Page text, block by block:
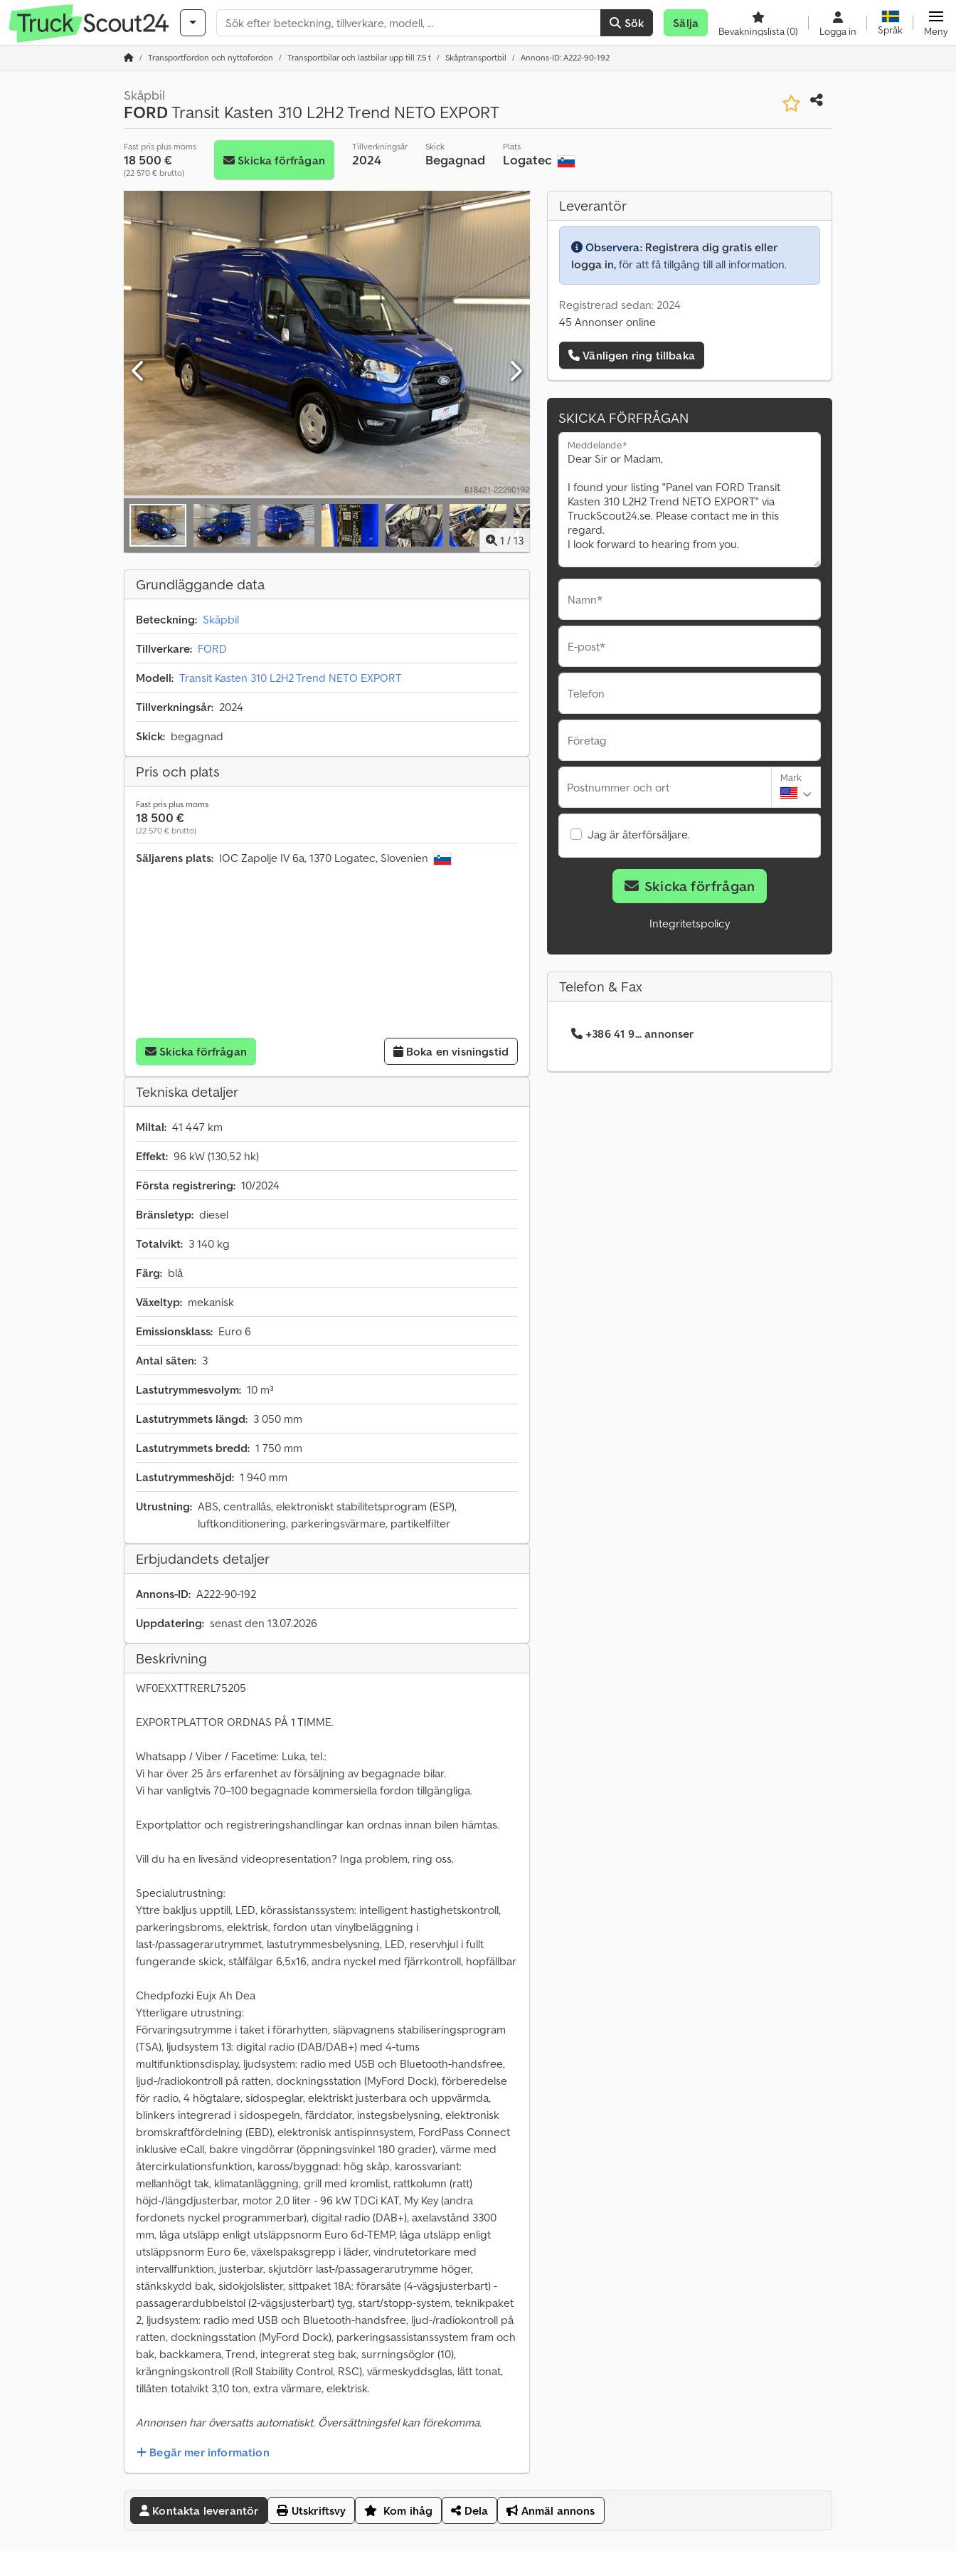
Sök Sälja
Bevakningslista(0) Logga in Språk Meny
Transportfordon och nyttofordon Transportbilar och lastbilar upp till 7,5 t Skåptransportbil Annons-ID: A222-90-192
Skåpbil
FORDTransit Kasten 310 L2H2 Trend NETO EXPORT
Fast pris plus moms
18 500 €
(22 570 € brutto)
Skicka förfrågan
Tillverkningsår
2024
Skick
Begagnad
Plats
Logatec
1 / 13
Grundläggande data
Beteckning: Skåpbil
Tillverkare: FORD
Modell: Transit Kasten 310 L2H2 Trend NETO EXPORT
Tillverkningsår: 2024
Skick: begagnad
Pris och plats
Fast pris plus moms
18 500 €
(22 570 € brutto)
Säljarens plats: IOC Zapolje IV 6a, 1370 Logatec, Slovenien
Skicka förfrågan Boka en visningstid
Tekniska detaljer
Miltal: 41 447 km
Effekt: 96 kW (130,52 hk)
Första registrering: 10/2024
Bränsletyp: diesel
Totalvikt: 3 140 kg
Färg: blå
Växeltyp: mekanisk
Emissionsklass: Euro 6
Antal säten: 3
Lastutrymmesvolym: 10 m³
Lastutrymmets längd: 3 050 mm
Lastutrymmets bredd: 1 750 mm
Lastutrymmeshöjd: 1 940 mm
Utrustning: ABS, centrallås, elektroniskt stabilitetsprogram (ESP),
luftkonditionering, parkeringsvärmare, partikelfilter
Erbjudandets detaljer
Annons-ID: A222-90-192
Uppdatering: senast den 13.07.2026
Beskrivning
WF0EXXTTRERL75205
EXPORTPLATTOR ORDNAS PÅ 1 TIMME.
Whatsapp / Viber / Facetime: Luka, tel.:
Vi har över 25 års erfarenhet av försäljning av begagnade bilar.
Vi har vanligtvis 70–100 begagnade kommersiella fordon tillgängliga.
Exportplattor och registreringshandlingar kan ordnas innan bilen hämtas.
Vill du ha en livesänd videopresentation? Inga problem, ring oss.
Specialutrustning:
Yttre bakljus upptill, LED, körassistanssystem: intelligent hastighetskontroll,
parkeringsbroms, elektrisk, fordon utan vinylbeläggning i
last-/passagerarutrymmet, lastutrymmesbelysning, LED, reservhjul i fullt
fungerande skick, stålfälgar 6,5x16, andra nyckel med fjärrkontroll, hopfällbar
Chedpfozki Eujx Ah Dea
Ytterligare utrustning:
Förvaringsutrymme i taket i förarhytten, släpvagnens stabiliseringsprogram
(TSA), ljudsystem 13: digital radio (DAB/DAB+) med 4-tums
multifunktionsdisplay, ljudsystem: radio med USB och Bluetooth-handsfree,
ljud-/radiokontroll på ratten, dockningsstation (MyFord Dock), förberedelse
för radio, 4 högtalare, sidospeglar, elektriskt justerbara och uppvärmda,
blinkers integrerad i sidospegeln, färddator, instegsbelysning, elektronisk
bromskraftfördelning (EBD), elektronisk antispinnsystem, FordPass Connect
inklusive eCall, bakre vingdörrar (öppningsvinkel 180 grader), värme med
återcirkulationsfunktion, kaross/byggnad: hög skåp, karossvariant:
mellanhögt tak, klimatanläggning, grill med kromlist, rattkolumn (ratt)
höjd-/längdjusterbar, motor 2,0 liter - 96 kW TDCi KAT, My Key (andra
fordonets nyckel programmerbar), digital radio (DAB+), axelavstånd 3300
mm, låga utsläpp enligt utsläppsnorm Euro 6d-TEMP, låga utsläpp enligt
utsläppsnorm Euro 6e, växelspaksgrepp i läder, vindrutetorkare med
intervallfunktion, justerbar, skjutdörr last-/passagerarutrymme höger,
stänkskydd bak, sidokjolslister, sittpaket 18A: förarsäte (4-vägsjusterbart) -
passagerardubbelstol (2-vägsjusterbart) tyg, start/stopp-system, teknikpaket
2, ljudsystem: radio med USB och Bluetooth-handsfree, ljud-/radiokontroll på
ratten, dockningsstation (MyFord Dock), parkeringsassistanssystem fram och
bak, backkamera, Trend, integrerat steg bak, surrningsöglor (10),
krängningskontroll (Roll Stability Control, RSC), värmeskyddsglas, lätt tonat,
tillåten totalvikt 3,10 ton, extra värmare, elektrisk.
Annonsen har översatts automatiskt. Översättningsfel kan förekomma.
Begär mer information
Leverantör
Observera: Registrera dig gratis eller
logga in, för att få tillgång till all information.
Registrerad sedan: 2024
45 Annonser online
Vänligen ring tillbaka
SKICKA FÖRFRÅGAN
Meddelande*
Namn*
E-post*
Telefon
Företag
Postnummer och ort
Mark
Jag är återförsäljare.
Skicka förfrågan
Integritetspolicy
Telefon & Fax
+386 41 9... annonser
Kontakta leverantör Utskriftsvy Kom ihåg Dela Anmäl annons